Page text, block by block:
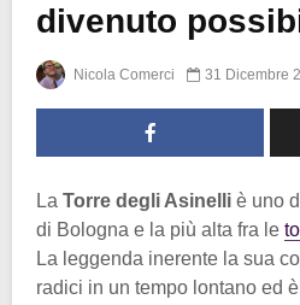
divenuto
Nicola Comerci 31 Dicembre
La Torre degli Asinelli è uno
di Bologna e la più alta fra le
La leggenda inerente la sua
radici in un tempo lontano ed